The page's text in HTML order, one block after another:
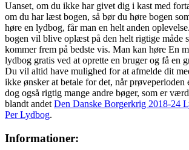
Uanset, om du ikke har givet dig i kast med
om du har læst bogen, så bør du høre bogen
høre en lydbog, får man en helt anden
bogen vil blive oplæst på den helt rigtige måde
kommer frem på bedste vis. Man kan høre En
lydbog gratis ved at oprette en bruger og få en
Du vil altid have mulighed for at afmelde dit
ikke ønsker at betale for det, når prøveperioden
dog også rigtig mange andre bøger, som er
blandt andet Den Danske Borgerkrig 2018-24
Per Lydbog.
Informationer: